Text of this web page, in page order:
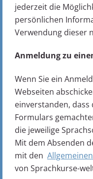
jederzeit die
persönlichen
Verwendung dieser
Anmeldung zu
Wenn Sie ein
Webseiten
einverstanden, dass
Formulars
die jeweilige
Mit dem Absenden
mit den
von Sprachkurse-